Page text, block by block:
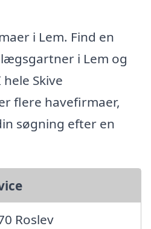
i Lem. Find en
i Lem og
Skive
flere havefirmaer,
søgning efter en
Roslev